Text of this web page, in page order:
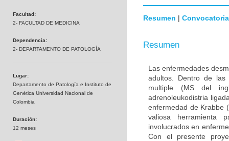
Facultad:
2- FACULTAD DE MEDICINA
Dependencia:
2- DEPARTAMENTO DE PATOLOGÍA
Lugar:
Departamento de Patología e Instituto de
Genética Universidad Nacional de
Colombia
Duración:
12 meses
Resumen | Convocatoria
Resumen
Las enfermedades
adultos. Dentro de las
multiple (MS del
adrenoleukodistria
enfermedad de Krabbe
valiosa herramienta
involucrados en
Con el presente